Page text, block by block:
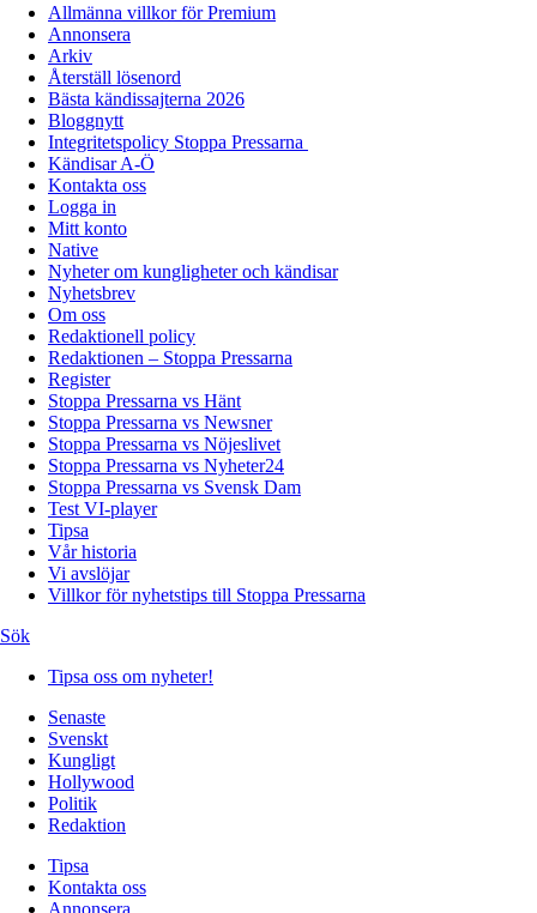
Allmänna villkor för Premium
Annonsera
Arkiv
Återställ lösenord
Bästa kändissajterna 2026
Bloggnytt
Integritetspolicy Stoppa Pressarna
Kändisar A-Ö
Kontakta oss
Logga in
Mitt konto
Native
Nyheter om kungligheter och kändisar
Nyhetsbrev
Om oss
Redaktionell policy
Redaktionen – Stoppa Pressarna
Register
Stoppa Pressarna vs Hänt
Stoppa Pressarna vs Newsner
Stoppa Pressarna vs Nöjeslivet
Stoppa Pressarna vs Nyheter24
Stoppa Pressarna vs Svensk Dam
Test VI-player
Tipsa
Vår historia
Vi avslöjar
Villkor för nyhetstips till Stoppa Pressarna
Sök
Tipsa oss om nyheter!
Senaste
Svenskt
Kungligt
Hollywood
Politik
Redaktion
Tipsa
Kontakta oss
Annonsera